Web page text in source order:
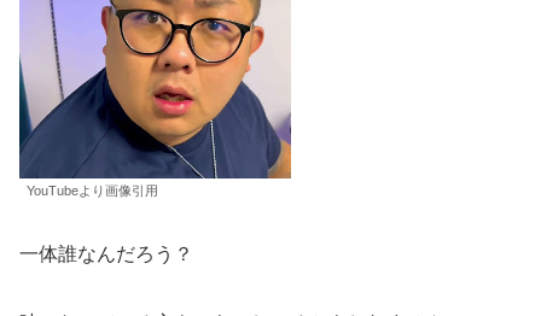
YouTubeより画像引用
一体誰なんだろう？